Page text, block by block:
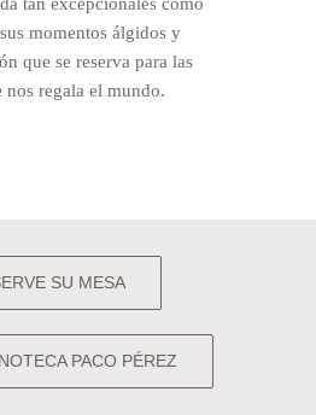
momentos álgidos y
que se reserva para las
nos regala el mundo.
SU MESA
PACO PÉREZ